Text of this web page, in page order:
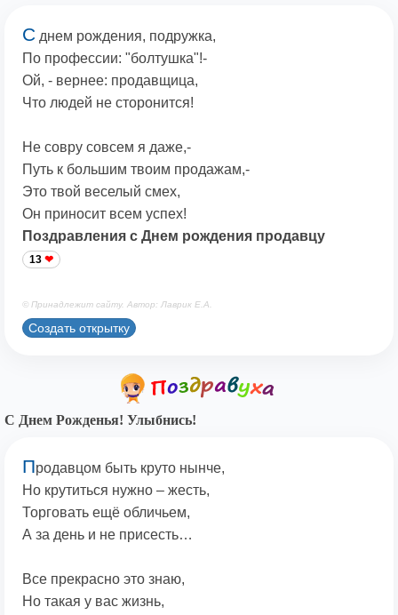
С днем рождения, подружка,
По профессии: "болтушка"!-
Ой, - вернее: продавщица,
Что людей не сторонится!
Не совру совсем я даже,-
Путь к большим твоим продажам,-
Это твой веселый смех,
Он приносит всем успех!
Поздравления с Днем рождения продавцу
13
© Принадлежит сайту. Автор: Лаврик Е.А.
Создать открытку
С Днем Рожденья! Улыбнись!
Продавцом быть круто нынче,
Но крутиться нужно – жесть,
Торговать ещё обличьем,
А за день и не присесть…
Все прекрасно это знаю,
Но такая у вас жизнь,